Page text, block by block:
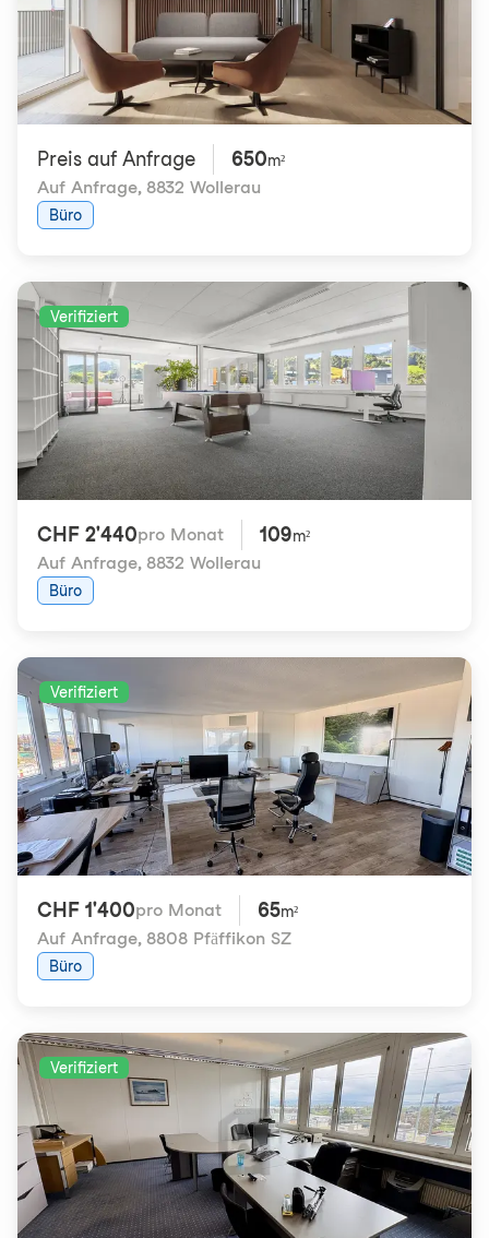
Preis auf Anfrage 650m²
Auf Anfrage, 8832 Wollerau
Büro
Verifiziert
CHF 2'440pro Monat 109m²
Auf Anfrage, 8832 Wollerau
Büro
Verifiziert
CHF 1'400pro Monat 65m²
Auf Anfrage, 8808 Pfäffikon SZ
Büro
Verifiziert